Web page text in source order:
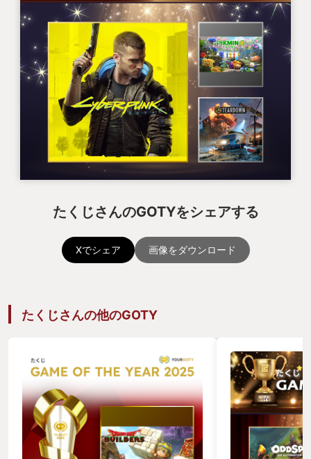
たくじさんのGOTYをシェアする
Xでシェア 画像をダウンロード
たくじさんの他のGOTY